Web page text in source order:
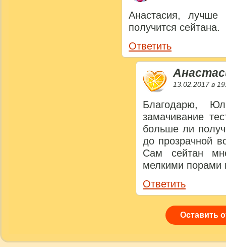
Анастасия, лучше
получится сейтана.
Ответить
13.02.2017 в
Благодарю,
замачивание
больше ли
до прозрачной
Сам сейтан
мелкими порами
Ответить
Оставить